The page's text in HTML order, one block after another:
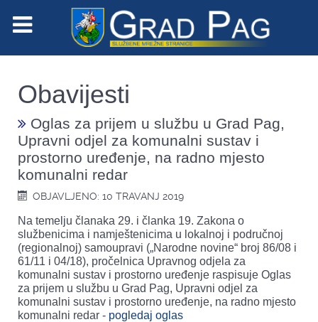
Obavijesti
Oglas za prijem u službu u Grad Pag,
Upravni odjel za komunalni sustav i
prostorno uređenje, na radno mjesto
komunalni redar
OBJAVLJENO: 10 TRAVANJ 2019
Na temelju članaka 29. i članka 19. Zakona o
službenicima i namještenicima u lokalnoj i područnoj
(regionalnoj) samoupravi („Narodne novine“ broj 86/08 i
61/11 i 04/18), pročelnica Upravnog odjela za
komunalni sustav i prostorno uređenje raspisuje Oglas
za prijem u službu u Grad Pag, Upravni odjel za
komunalni sustav i prostorno uređenje, na radno mjesto
komunalni redar - pogledaj oglas